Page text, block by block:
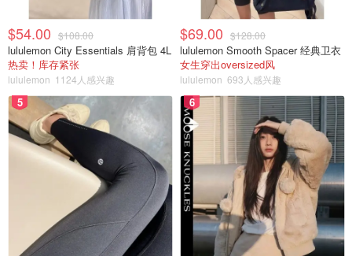
$54.00 $108.00
lululemon City Essentials 肩背包 4L
热卖！库存紧张
lululemon 1124人感兴趣
$69.00 $128.00
lululemon Smooth Spacer 经典卫衣
女生穿出oversized风
lululemon 693人感兴趣
5 6